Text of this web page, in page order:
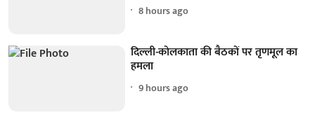
8 hours ago
दिल्ली-कोलकाता की बैठकों पर तृणमूल का
हमला
9 hours ago